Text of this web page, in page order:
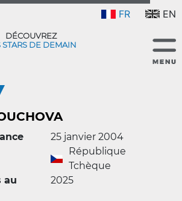
FR EN
DÉCOUVREZ
STARS DE DEMAIN
25 janvier 2004
République
Tchèque
au
2025